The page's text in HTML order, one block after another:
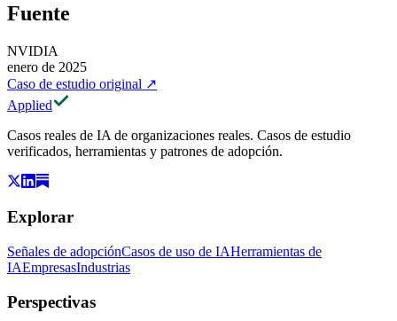
Fuente
NVIDIA
enero de 2025
Caso de estudio original ↗
Applied
Casos reales de IA de organizaciones reales. Casos de estudio
verificados, herramientas y patrones de adopción.
Explorar
Señales de adopciónCasos de uso de IAHerramientas de
IAEmpresasIndustrias
Perspectivas